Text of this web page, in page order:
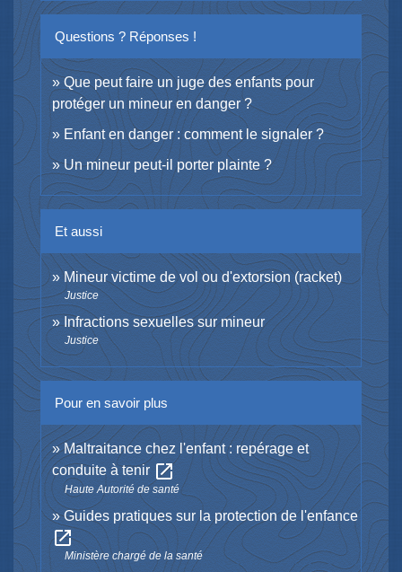
Questions ? Réponses !
Que peut faire un juge des enfants pour
protéger un mineur en danger ?
Enfant en danger : comment le signaler ?
Un mineur peut-il porter plainte ?
Et aussi
Mineur victime de vol ou d'extorsion (racket)
Justice
Infractions sexuelles sur mineur
Justice
Pour en savoir plus
Maltraitance chez l'enfant : repérage et
conduite à tenir open_in_new
Haute Autorité de santé
Guides pratiques sur la protection de l'enfance
open_in_new
Ministère chargé de la santé